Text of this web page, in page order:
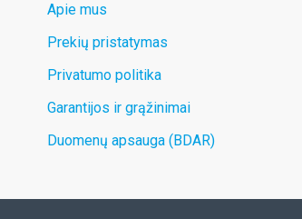
Apie mus
Prekių pristatymas
Privatumo politika
Garantijos ir grąžinimai
Duomenų apsauga (BDAR)